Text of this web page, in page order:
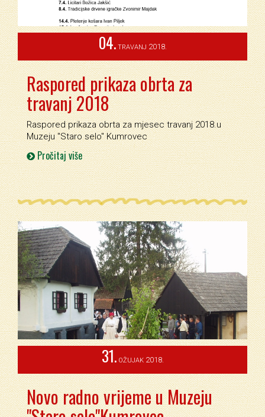
04. TRAVANJ 2018.
Raspored prikaza obrta za
travanj 2018
Raspored prikaza obrta za mjesec travanj 2018.u
Muzeju ''Staro selo'' Kumrovec
Pročitaj više
31. OŽUJAK 2018.
Novo radno vrijeme u Muzeju